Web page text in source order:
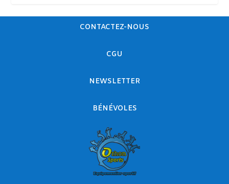
CONTACTEZ-NOUS
CGU
NEWSLETTER
BÉNÉVOLES